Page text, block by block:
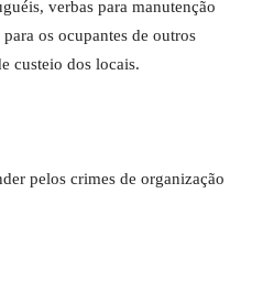
verbas para manutenção
os ocupantes de outros
custeio dos locais.
pelos crimes de organização